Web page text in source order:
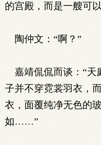
的宫殿，而是一艘可
陶仲文：“啊？”
嘉靖侃侃而谈：“天
子并不穿霓裳羽衣，
衣，面覆纯净无色的
如……”